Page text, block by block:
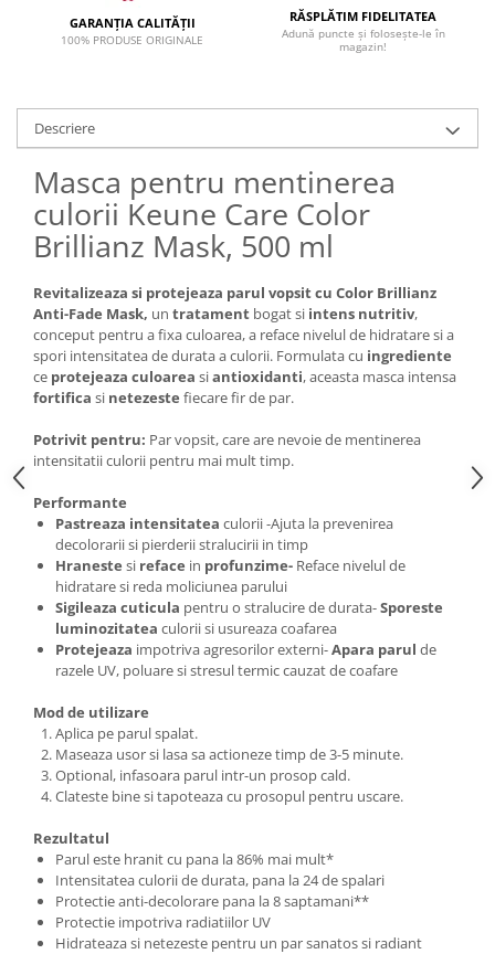
GARANȚIA CALITĂȚII
100% PRODUSE ORIGINALE
RĂSPLĂTIM FIDELITATEA
Adună puncte și folosește-le în
magazin!
Descriere
Masca pentru mentinerea
culorii Keune Care Color
Brillianz Mask, 500 ml
Revitalizeaza si protejeaza parul vopsit cu Color Brillianz
Anti-Fade Mask, un tratament bogat si intens nutritiv,
conceput pentru a fixa culoarea, a reface nivelul de hidratare si a
spori intensitatea de durata a culorii. Formulata cu ingrediente
ce protejeaza culoarea siantioxidanti, aceasta masca intensa
fortifica si netezeste fiecare fir de par.
Potrivit pentru: Par vopsit, care are nevoie de mentinerea
intensitatii culorii pentru mai mult timp.
Performante
Pastreaza intensitatea culorii -Ajuta la prevenirea
decolorarii si pierderii stralucirii in timp
Hraneste si reface in profunzime- Reface nivelul de
hidratare si reda moliciunea parului
Sigileaza cuticula pentru o stralucire de durata-Sporeste
luminozitatea culorii si usureaza coafarea
Protejeaza impotriva agresorilor externi-Apara parul de
razele UV, poluare si stresul termic cauzat de coafare
Mod de utilizare
Aplica pe parul spalat.
Maseaza usor si lasa sa actioneze timp de 3-5 minute.
Optional, infasoara parul intr-un prosop cald.
Clateste bine si tapoteaza cu prosopul pentru uscare.
Rezultatul
Parul este hranit cu pana la 86% mai mult*
Intensitatea culorii de durata, pana la 24 de spalari
Protectie anti-decolorare pana la 8 saptamani**
Protectie impotriva radiatiilor UV
Hidrateaza si netezeste pentru un par sanatos si radiant